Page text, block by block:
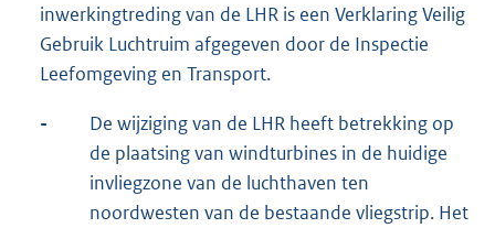
inwerkingtreding van de LHR is een Verklaring Veilig
Gebruik Luchtruim afgegeven door de Inspectie
Leefomgeving en Transport.
-
De wijziging van de LHR heeft betrekking op
de plaatsing van windturbines in de huidige
invliegzone van de luchthaven ten
noordwesten van de bestaande vliegstrip. Het